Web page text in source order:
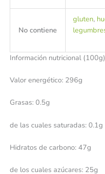
No contiene
gluten,
Información nutricional
Valor energético: 296g
Grasas: 0.5g
de las cuales saturadas: 0.1g
Hidratos de carbono: 47g
de los cuales azúcares: 25g